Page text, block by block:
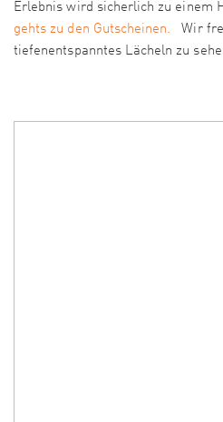
Erlebnis wird sicherlich zu einem
gehts zu den Gutscheinen.
Wir
tiefenentspanntes Lächeln zu